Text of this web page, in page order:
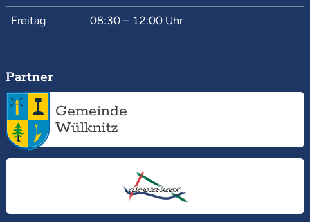
Freitag 08:30 – 12:00 Uhr
Partner
Gemeinde
Wülknitz